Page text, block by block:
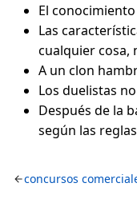
El
Las
cualquier cosa,
A un clon
Los duelistas
Después de la
según las
concursos